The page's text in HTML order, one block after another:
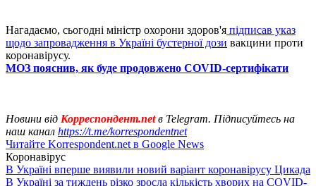
Нагадаємо, сьогодні міністр охорони здоров'я підписав указ
щодо запровадження в Україні бустерної дози вакцини проти
коронавірусу.
МОЗ пояснив, як буде продовжено COVID-сертифікати
Новини від Корреспондент.netв Telegram. Підписуйтесь на
наш канал https://t.me/korrespondentnet
Читайте Korrespondent.net в Google News
Коронавірус
В Україні вперше виявили новий варіант коронавірусу Цикада
В Україні за тиждень різко зросла кількість хворих на COVID-